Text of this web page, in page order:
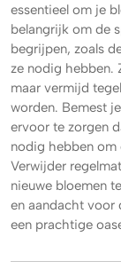
essentieel om je
belangrijk om de
begrijpen, zoals
ze nodig hebben.
maar vermijd
worden. Bemest
ervoor te zorgen
nodig hebben om
Verwijder
nieuwe bloemen
en aandacht voor
een prachtige